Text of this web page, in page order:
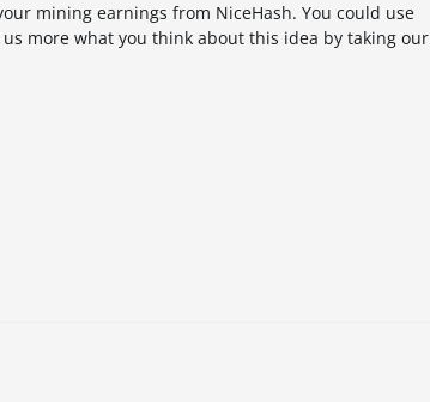
mining earnings from NiceHash. You could use
more what you think about this idea by taking our